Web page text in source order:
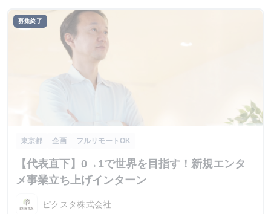
募集終了
東京都 企画 フルリモートOK
【代表直下】0→1で世界を目指す！新規エンタ
メ事業立ち上げインターン
ピクスタ株式会社